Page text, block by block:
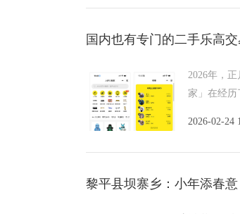
国内也有专门的二手乐高
2026年，
家」在经历
2026-02-24
黎平县坝寨乡：小年添春